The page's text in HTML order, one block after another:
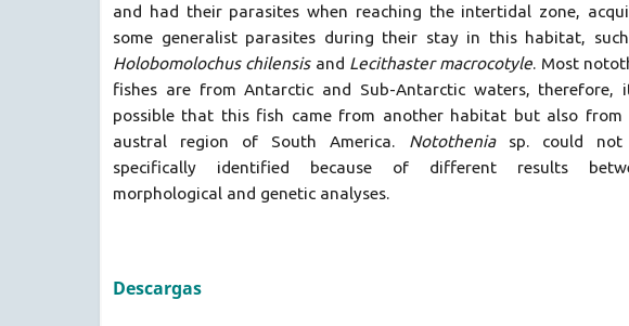
and had their parasites when reaching the intertidal zone,
some generalist parasites during their stay in this habitat,
Holobomolochus chilensisand Lecithaster macrocotyle. Most
fishes are from Antarctic and Sub-Antarctic waters, therefore,
possible that this fish came from another habitat but also from
austral region of South America. Notothenia sp. could not
specifically identified because of different results
morphological and genetic analyses.
Descargas